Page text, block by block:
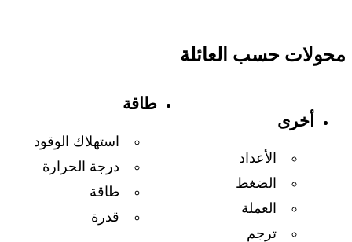
محولات حسب العائلة
أخرى
الأعداد
الضغط
العملة
ترجم
طاقة
استهلاك الوقود
درجة الحرارة
طاقة
قدرة